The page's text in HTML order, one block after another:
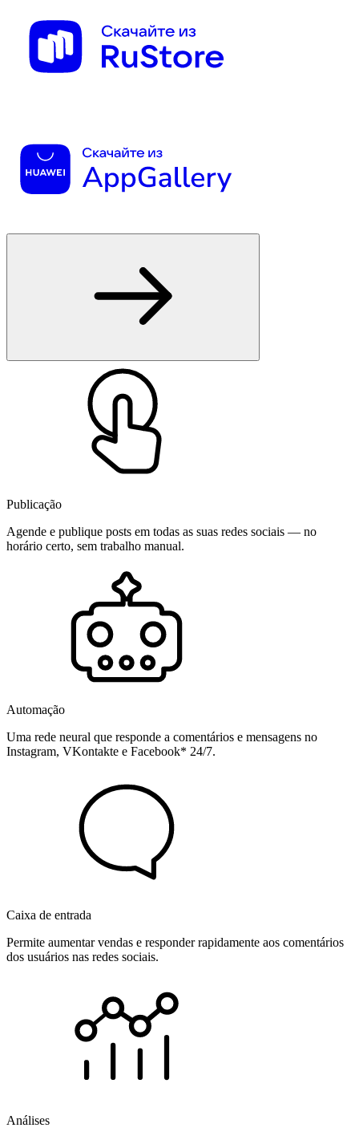
Publicação
Agende e publique posts em todas as suas redes sociais — no
horário certo, sem trabalho manual.
Automação
Uma rede neural que responde a comentários e mensagens no
Instagram, VKontakte e Facebook* 24/7.
Caixa de entrada
Permite aumentar vendas e responder rapidamente aos comentários
dos usuários nas redes sociais.
Análises